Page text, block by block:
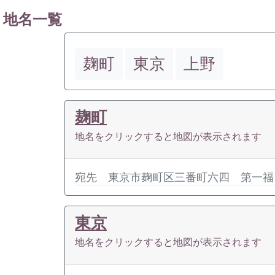
地名一覧
麹町 東京 上野
麹町
地名をクリックすると地図が表示されます
宛先 東京市麹町区三番町六四 第一福
東京
地名をクリックすると地図が表示されます